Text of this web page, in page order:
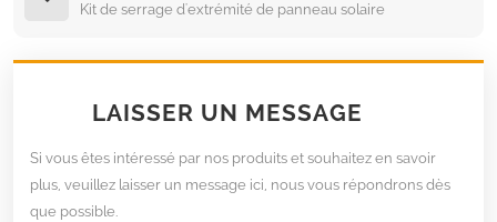
Kit de serrage d'extrémité de panneau solaire
LAISSER UN MESSAGE
Si vous êtes intéressé par nos produits et souhaitez en savoir
plus, veuillez laisser un message ici, nous vous répondrons dès
que possible.